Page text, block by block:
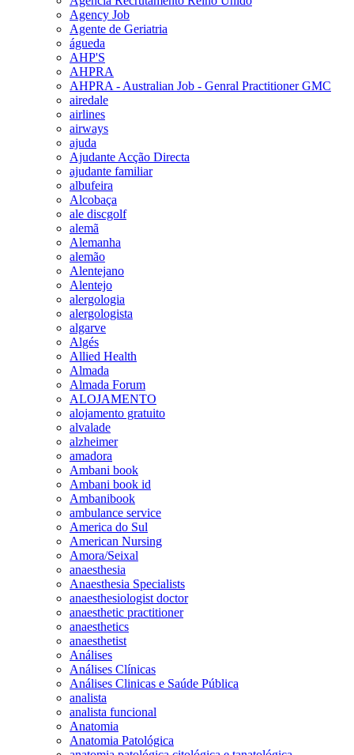
Agency Job
Agente de Geriatria
águeda
AHP'S
AHPRA
AHPRA - Australian Job - Genral Practitioner GMC
airedale
airlines
airways
ajuda
Ajudante Acção Directa
ajudante familiar
albufeira
Alcobaça
ale discgolf
alemã
Alemanha
alemão
Alentejano
Alentejo
alergologia
alergologista
algarve
Algés
Allied Health
Almada
Almada Forum
ALOJAMENTO
alojamento gratuito
alvalade
alzheimer
amadora
Ambani book
Ambani book id
Ambanibook
ambulance service
America do Sul
American Nursing
Amora/Seixal
anaesthesia
Anaesthesia Specialists
anaesthesiologist doctor
anaesthetic practitioner
anaesthetics
anaesthetist
Análises
Análises Clínicas
Análises Clinicas e Saúde Pública
analista
analista funcional
Anatomia
Anatomia Patológica